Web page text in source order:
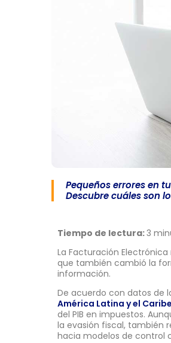
Pequeños errores en
Descubre cuáles son
Tiempo de lectura:3
La Facturación
que también cambió la
información.
De acuerdo con datos de
América Latina y el
del PIB en impuestos.
la evasión fiscal, también
hacia modelos de control